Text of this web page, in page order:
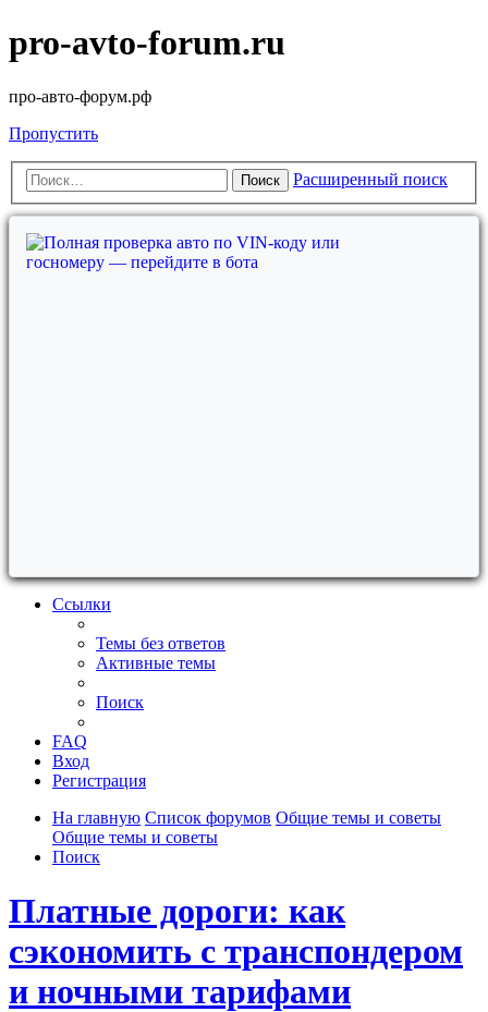
pro-avto-forum.ru
про-авто-форум.рф
Пропустить
Поиск Расширенный поиск
Ссылки
Темы без ответов
Активные темы
Поиск
FAQ
Вход
Регистрация
На главную Список форумов Общие темы и советы
Общие темы и советы
Поиск
Платные дороги: как
сэкономить с транспондером
и ночными тарифами